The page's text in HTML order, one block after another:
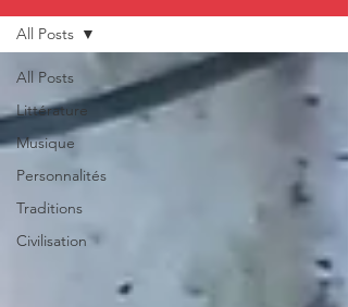
All Posts
Littérature
Musique
Personnalités
Traditions
Civilisation
All Posts